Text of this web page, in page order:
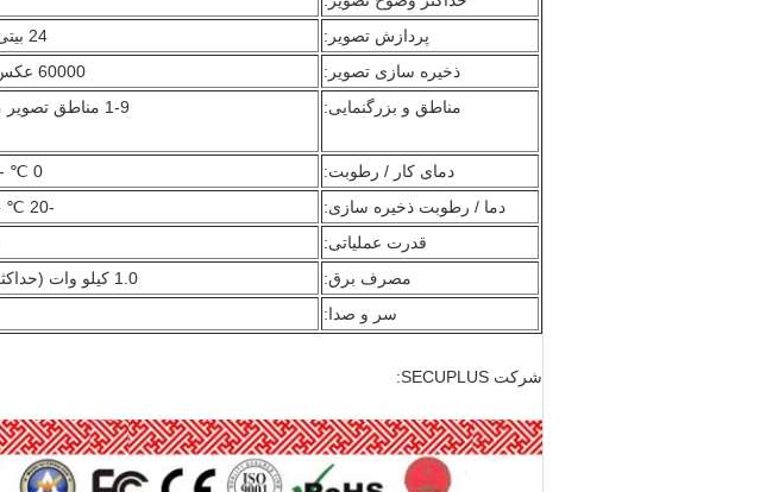
پردازش تصویر:
24 بیتی برای پردازش در زمان واقعی
ذخیره سازی تصویر:
60000 عکس را در زمان واقعی ذخیره کنید
مناطق و بزرگنمایی:
1-9 مناطق تصویر ، 2 ، 4 ، 8 ، 16 بار بزرگنمایی ،
دمای کار / رطوبت:
0 ℃ -45 ℃ / 20--95٪ (غیر متراکم)
دما / رطوبت ذخیره سازی:
-20 ℃ -60 ℃ / 20--95 ((غیر متراکم)
قدرت عملیاتی:
مصرف برق:
1.0 کیلو وات (حداکثر) ، 0.3 کیلو وات (در حال کار)
سر و صدا:
شرکت SECUPLUS: